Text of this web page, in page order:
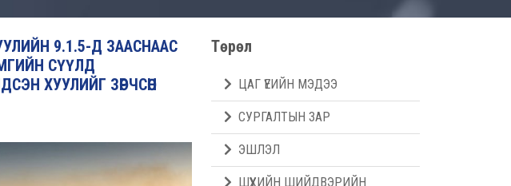
9.1.5-Д ЗААСНААС
СҮҮЛД
ХУУЛИЙГ ЗӨРЧСӨН
Төрөл
ЦАГ ҮЕИЙН МЭДЭЭ
СУРГАЛТЫН ЗАР
ЭШЛЭЛ
ШҮҮХИЙН ШИЙДВЭРИЙН